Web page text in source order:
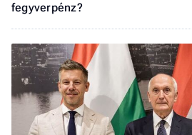
fegyverpénz?